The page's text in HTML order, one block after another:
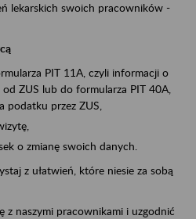
lekarskich swoich pracowników -
PIT 11A, czyli informacji o
ZUS lub do formularza PIT 40A,
podatku przez ZUS,
o zmianę swoich danych.
z ułatwień, które niesie za sobą
z naszymi pracownikami i uzgodnić